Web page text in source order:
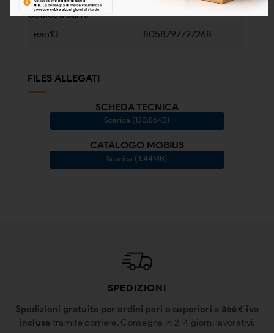
Codice a barre
ean13 8058797727268
FILES ALLEGATI
SCHEDA TECNICA
Scarica (130.86KB)
CATALOGO MOBIUS
Scarica (3.44MB)
SPEDIZIONI
Spedizioni gratuite per ordini pari o superiori a 366€ iva
inclusa tramite corriere. Consegna in 2-4 giorni lavorativi.